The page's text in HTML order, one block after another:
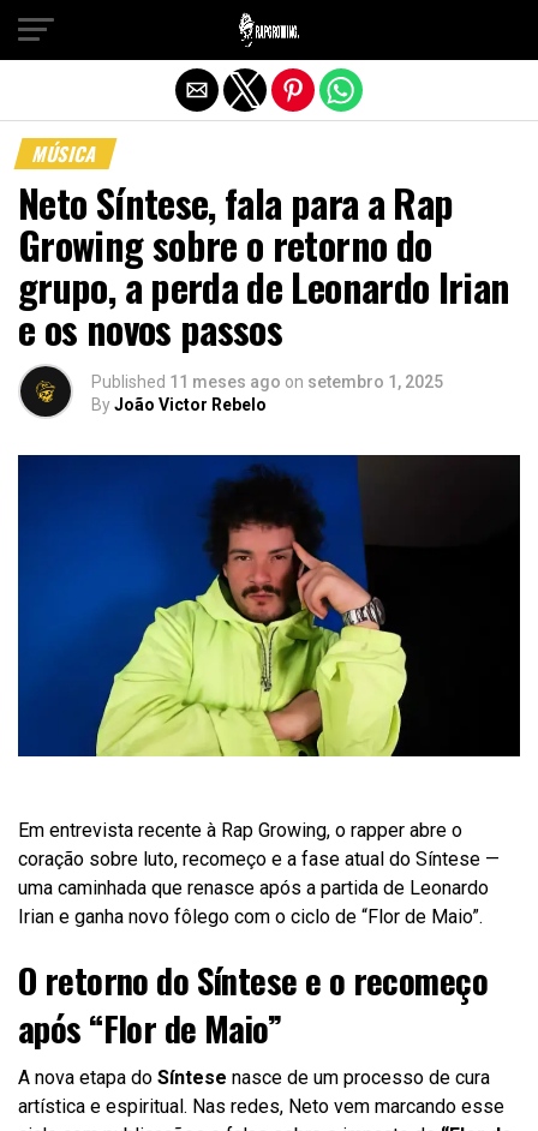
MÚSICA
Neto Síntese, fala para a Rap
Growing sobre o retorno do
grupo, a perda de Leonardo Irian
e os novos passos
Published 11 meses ago on setembro 1, 2025
ByJoão Victor Rebelo
Em entrevista recente à Rap Growing, o rapper abre o
coração sobre luto, recomeço e a fase atual do Síntese —
uma caminhada que renasce após a partida de Leonardo
Irian e ganha novo fôlego com o ciclo de “Flor de Maio”.
O retorno do Síntese e o recomeço
após “Flor de Maio”
A nova etapa do Síntese nasce de um processo de cura
artística e espiritual. Nas redes, Neto vem marcando esse
Sair da versão mobile